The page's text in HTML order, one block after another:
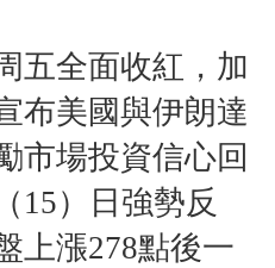
五全面收紅，加
布美國與伊朗達
市場投資信心回
15）日強勢反
上漲278點後一